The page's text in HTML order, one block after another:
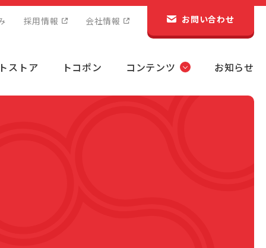
採用情報 会社情報 お問い合わせ
ストア トコポン コンテンツ お知らせ